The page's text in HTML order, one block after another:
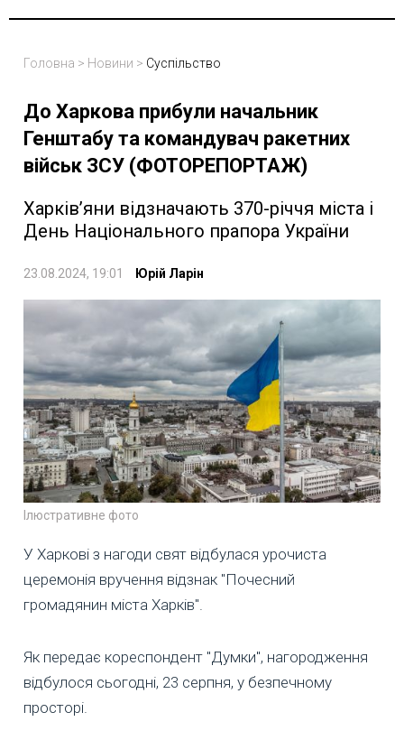
Головна > Новини > Суспільство
До Харкова прибули начальник
Генштабу та командувач ракетних
військ ЗСУ (ФОТОРЕПОРТАЖ)
Харків’яни відзначають 370-річчя міста і
День Національного прапора України
23.08.2024, 19:01 Юрій Ларін
Ілюстративне фото
У Харкові з нагоди свят відбулася урочиста
церемонія вручення відзнак "Почесний
громадянин міста Харків".
Як передає кореспондент "Думки", нагородження
відбулося сьогодні, 23 серпня, у безпечному
просторі.